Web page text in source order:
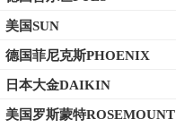
美国SUN
德国菲尼克斯PHOENIX
日本大金DAIKIN
美国罗斯蒙特ROSEMOUNT